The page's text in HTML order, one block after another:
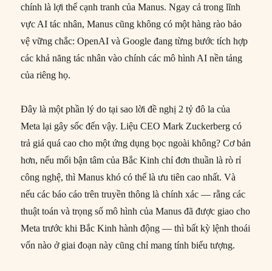
chính là lợi thế cạnh tranh của Manus. Ngay cả trong lĩnh
vực AI tác nhân, Manus cũng không có một hàng rào bảo
vệ vững chắc: OpenAI và Google đang từng bước tích hợp
các khả năng tác nhân vào chính các mô hình AI nền tảng
của riêng họ.
Đây là một phần lý do tại sao lời đề nghị 2 tỷ đô la của
Meta lại gây sốc đến vậy. Liệu CEO Mark Zuckerberg có
trả giá quá cao cho một ứng dụng bọc ngoài không? Cơ bản
hơn, nếu mối bận tâm của Bắc Kinh chỉ đơn thuần là rò rỉ
công nghệ, thì Manus khó có thể là ưu tiên cao nhất. Và
nếu các báo cáo trên truyền thông là chính xác — rằng các
thuật toán và trọng số mô hình của Manus đã được giao cho
Meta trước khi Bắc Kinh hành động — thì bất kỳ lệnh thoái
vốn nào ở giai đoạn này cũng chỉ mang tính biểu tượng.